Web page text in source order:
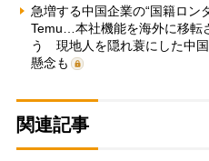
急増する中国企業の“国籍ロン
Temu…本社機能を海外に移転
う 現地人を隠れ蓑にした中
懸念も
関連記事